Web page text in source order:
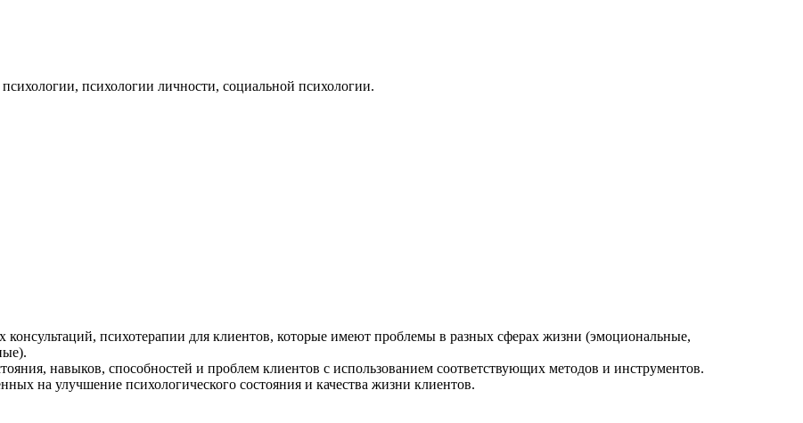
психологии личности, социальной психологии.
психотерапии для клиентов, которые имеют проблемы в разных сферах жизни (эмоциональные,
навыков, способностей и проблем клиентов с использованием соответствующих методов и инструментов.
на улучшение психологического состояния и качества жизни клиентов.